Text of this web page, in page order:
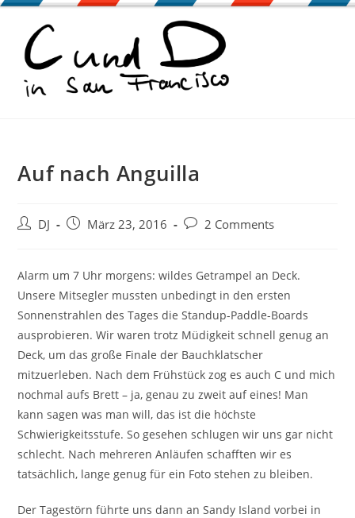
Zum
springen
Auf nach Anguilla
Beitrags-
DJ
BeitragMärz 23, 2016
Beitrags-
2 Comments
Alarm um 7 Uhr morgens: wildes Getrampel an Deck.
Unsere Mitsegler mussten unbedingt in den ersten
Sonnenstrahlen des Tages die Standup-Paddle-Boards
ausprobieren. Wir waren trotz Müdigkeit schnell genug an
Deck, um das große Finale der Bauchklatscher
mitzuerleben. Nach dem Frühstück zog es auch C und mich
nochmal aufs Brett – ja, genau zu zweit auf eines! Man
kann sagen was man will, das ist die höchste
Schwierigkeitsstufe. So gesehen schlugen wir uns gar nicht
schlecht. Nach mehreren Anläufen schafften wir es
tatsächlich, lange genug für ein Foto stehen zu bleiben.
Der Tagestörn führte uns dann an Sandy Island vorbei in